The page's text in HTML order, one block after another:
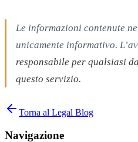
Le informazioni contenute
unicamente informativo.
responsabile per qualsiasi
questo servizio.
Torna al Legal Blog
Navigazione